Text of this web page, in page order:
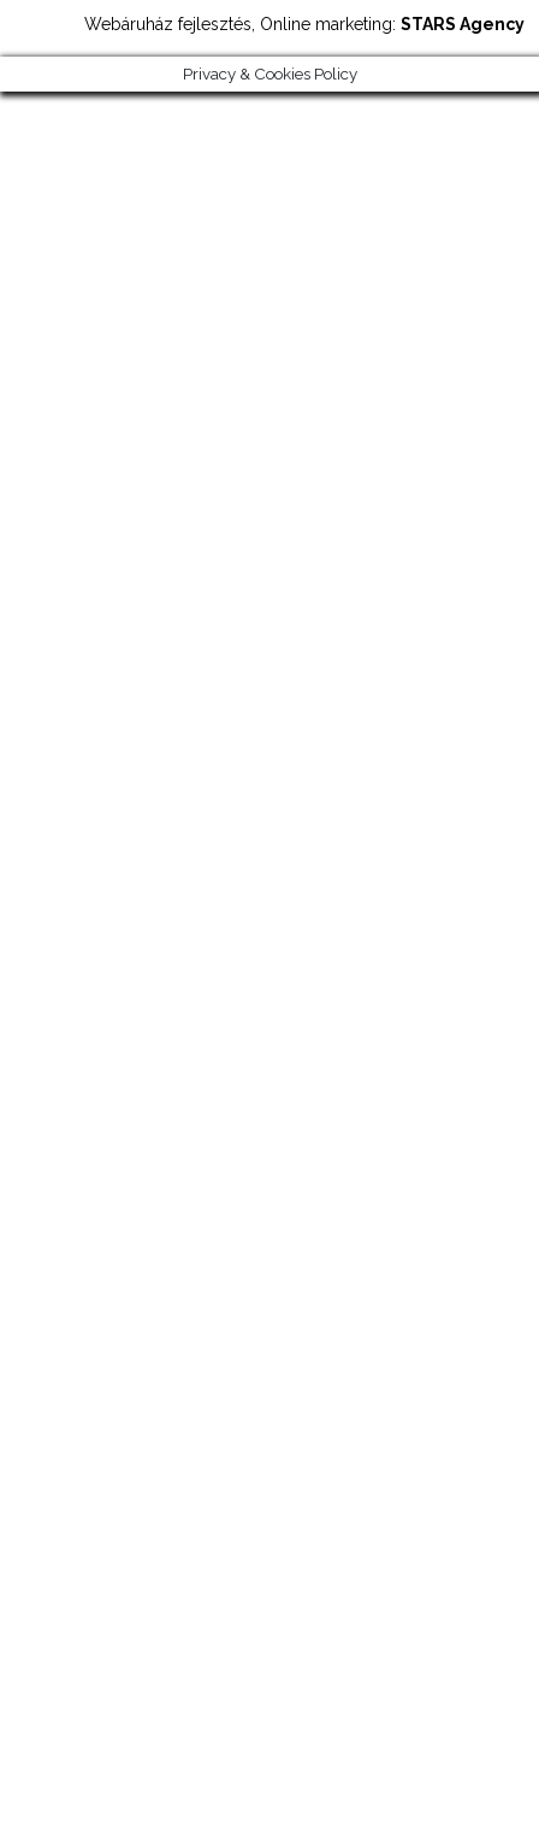
Webáruház fejlesztés, Online marketing: STARS Agency
Privacy & Cookies Policy